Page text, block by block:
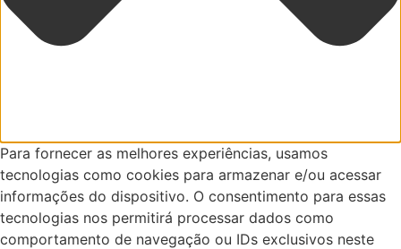
Para fornecer as melhores experiências, usamos
tecnologias como cookies para armazenar e/ou acessar
informações do dispositivo. O consentimento para essas
tecnologias nos permitirá processar dados como
comportamento de navegação ou IDs exclusivos neste